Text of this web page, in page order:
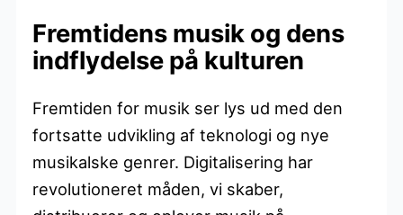
Fremtidens musik og dens
indflydelse på kulturen
Fremtiden for musik ser lys ud med den
fortsatte udvikling af teknologi og nye
musikalske genrer. Digitalisering har
revolutioneret måden, vi skaber,